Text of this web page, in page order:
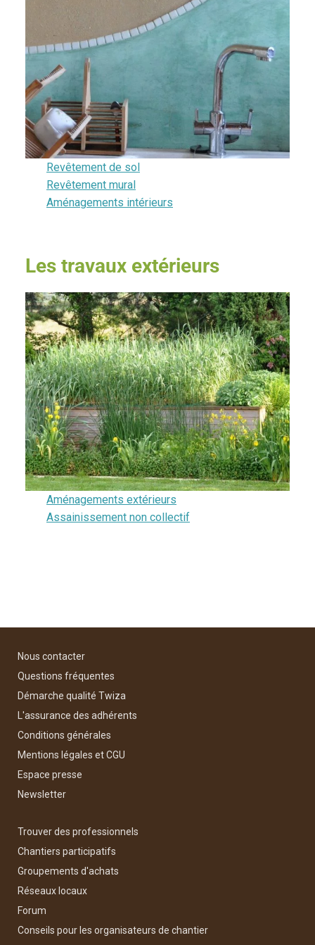
Revêtement de sol
Revêtement mural
Aménagements intérieurs
Les travaux extérieurs
Aménagements extérieurs
Assainissement non collectif
Nous contacter
Questions fréquentes
Démarche qualité Twiza
L'assurance des adhérents
Conditions générales
Mentions légales et CGU
Espace presse
Newsletter
Trouver des professionnels
Chantiers participatifs
Groupements d'achats
Réseaux locaux
Forum
Conseils pour les organisateurs de chantier